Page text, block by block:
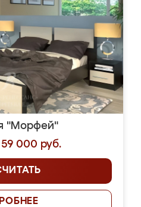
"Морфей"
000 руб.